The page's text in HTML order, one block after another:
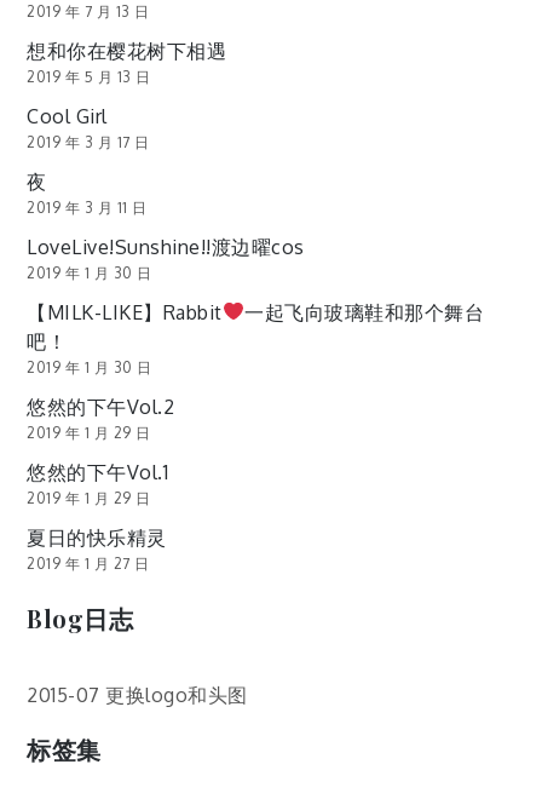
2019 年 7 月 13 日
想和你在樱花树下相遇
2019 年 5 月 13 日
Cool Girl
2019 年 3 月 17 日
夜
2019 年 3 月 11 日
LoveLive!Sunshine!!渡边曜cos
2019 年 1 月 30 日
【MILK-LIKE】Rabbit
一起飞向玻璃鞋和那个舞台
吧！
2019 年 1 月 30 日
悠然的下午Vol.2
2019 年 1 月 29 日
悠然的下午Vol.1
2019 年 1 月 29 日
夏日的快乐精灵
2019 年 1 月 27 日
Blog日志
2015-07 更换logo和头图
标签集